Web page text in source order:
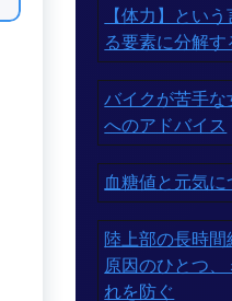
【体力】とい
る要素に分解す
バイクが苦手な
へのアドバイス
血糖値と元気に
陸上部の長時
原因のひとつ
れを防ぐ